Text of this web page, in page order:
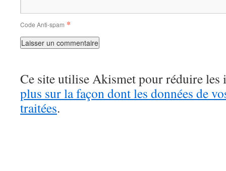
Code Anti-spam *
Ce site utilise Akismet pour réduire les
plus sur la façon dont les données de
traitées.